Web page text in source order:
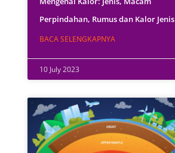
Perpindahan, Rumus dan Kalor Jenis
BACA SELENGKAPNYA
10 July 2023